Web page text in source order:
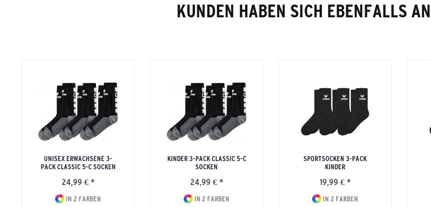
KUNDEN HABEN SICH EBENFALLS
UNISEX ERWACHSENE 3-
PACK CLASSIC 5-C SOCKEN
24,99 € *
IN 2 FARBEN
KINDER 3-PACK CLASSIC 5-C
SOCKEN
24,99 € *
IN 2 FARBEN
SPORTSOCKEN 3-PACK
KINDER
19,99 € *
IN 2 FARBEN